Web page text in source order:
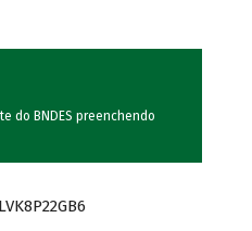
do BNDES preenchendo